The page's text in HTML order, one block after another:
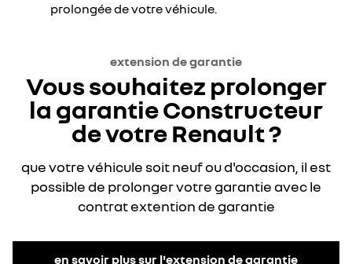
prolongée de votre véhicule.
extension de garantie
Vous souhaitez prolonger
la garantie Constructeur
de votre Renault ?
que votre véhicule soit neuf ou d'occasion, il est
possible de prolonger votre garantie avec le
contrat extention de garantie
en savoir plus sur l'extension de garantie